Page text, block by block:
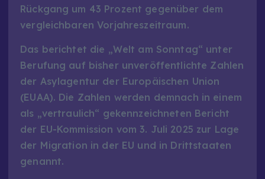
Rückgang um 43 Prozent gegenüber dem
vergleichbaren Vorjahreszeitraum.
Das berichtet die „Welt am Sonntag“ unter
Berufung auf bisher unveröffentlichte Zahlen
der Asylagentur der Europäischen Union
(EUAA). Die Zahlen werden demnach in einem
als „vertraulich“ gekennzeichneten Bericht
der EU-Kommission vom 3. Juli 2025 zur Lage
der Migration in der EU und in Drittstaaten
genannt.